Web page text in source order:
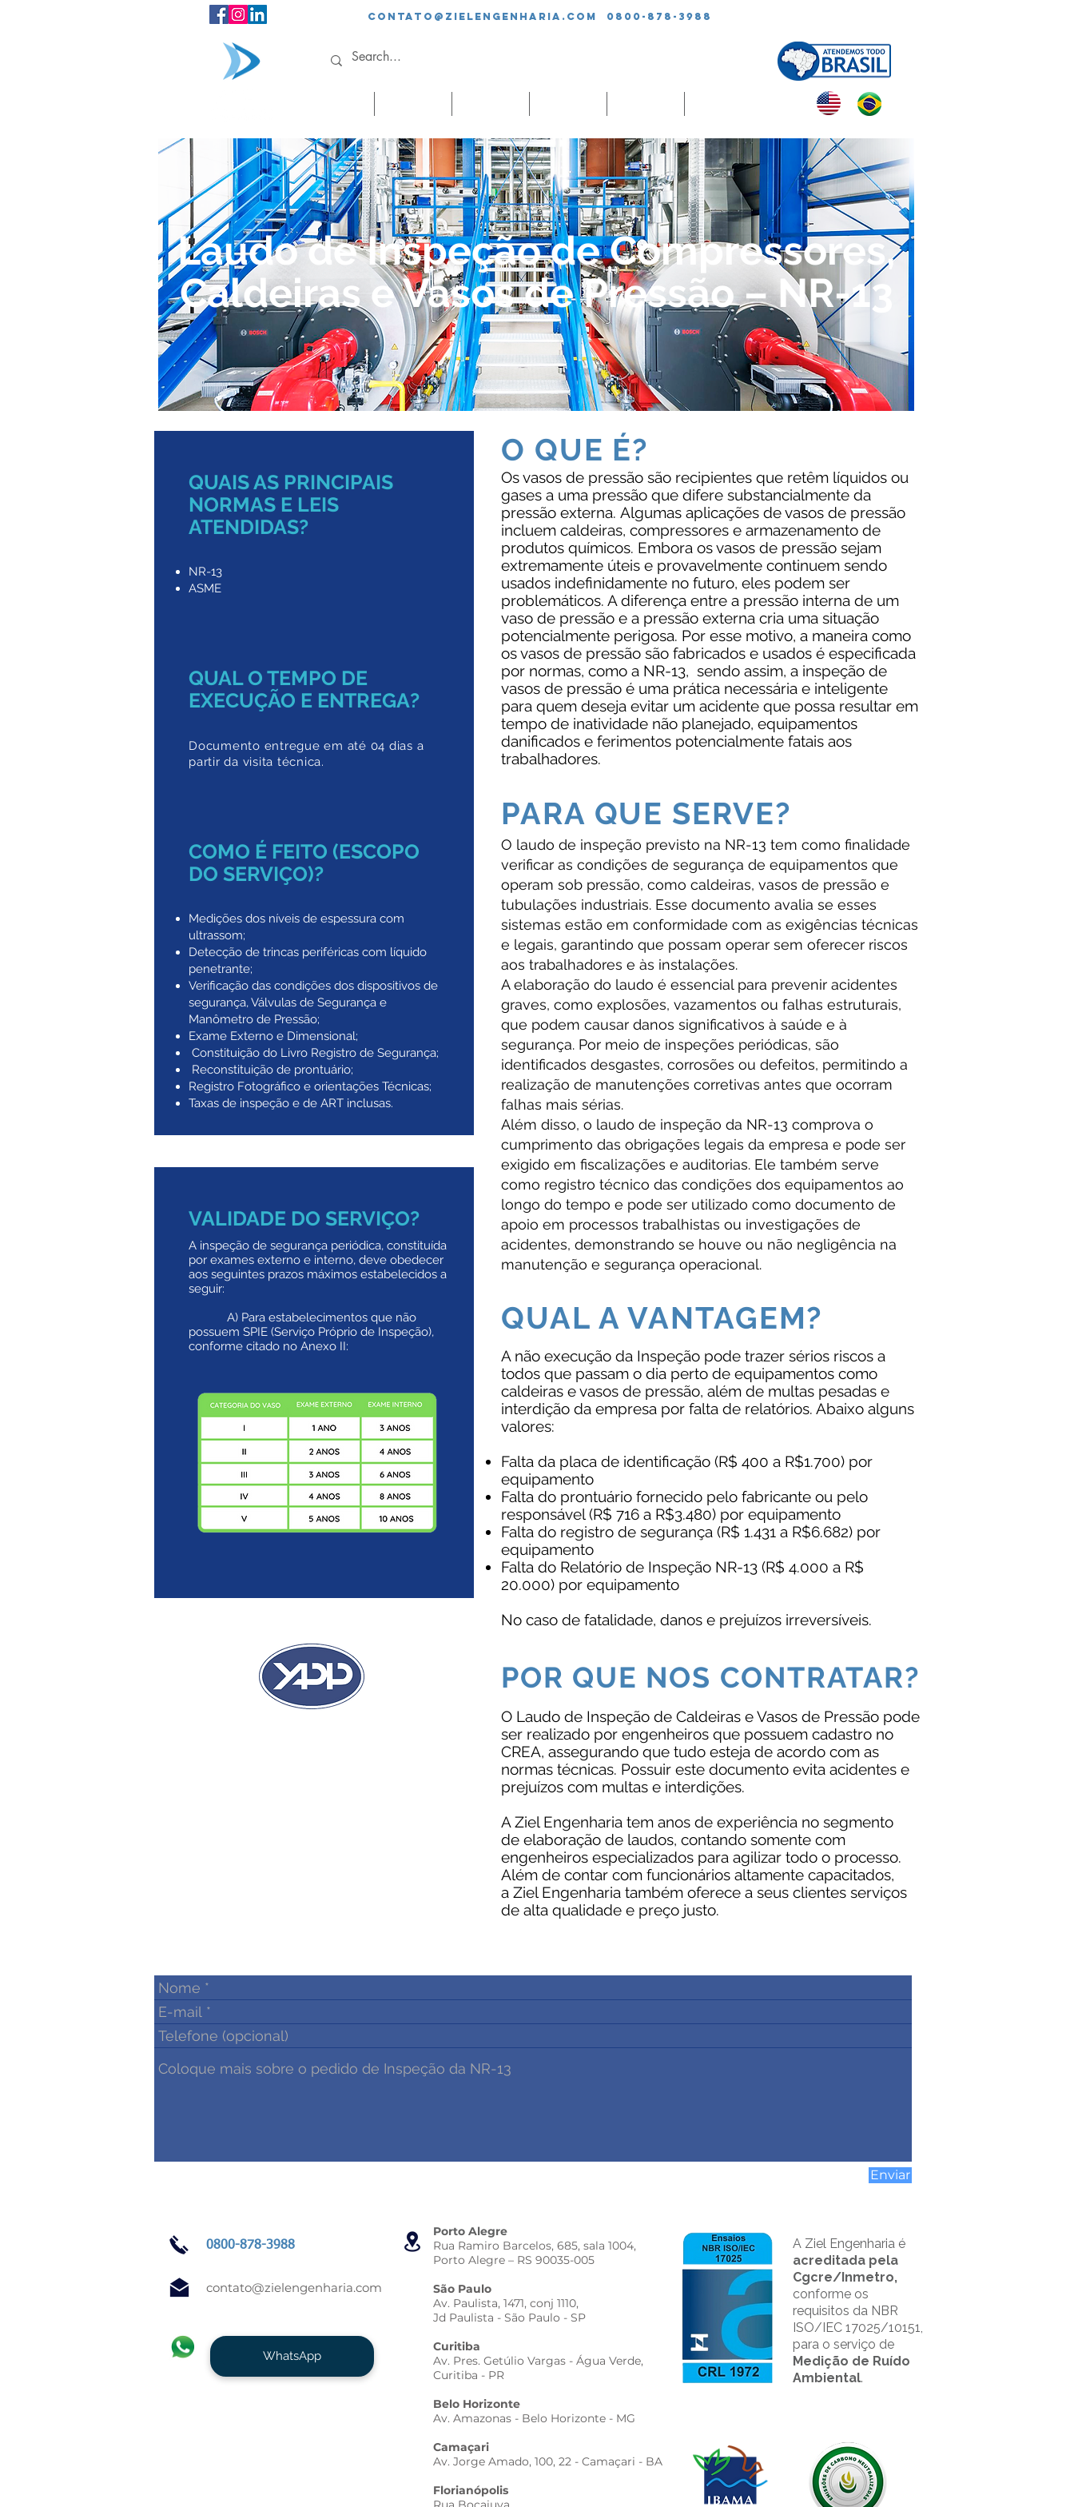
contato@zielengenharia.com 0800-878-3988
Laudo de Inspeção de Compressores,
Caldeiras e Vasos de Pressão – NR-13
QUAIS AS PRINCIPAIS
NORMAS E LEIS
ATENDIDAS?
NR-13
ASME
QUAL O TEMPO DE
EXECUÇÃO E ENTREGA?
Documento entregue em até 04 dias a
partir da visita técnica.
COMO É FEITO (ESCOPO
DO SERVIÇO)?
Medições dos níveis de espessura com
ultrassom;
Detecção de trincas periféricas com líquido
penetrante;
Verificação das condições dos dispositivos de
segurança, Válvulas de Segurança e
Manômetro de Pressão;
Exame Externo e Dimensional;
Constituição do Livro Registro de Segurança;
Reconstituição de prontuário;
Registro Fotográfico e orientações Técnicas;
Taxas de inspeção e de ART inclusas.
VALIDADE DO SERVIÇO?
A inspeção de segurança periódica, constituída
por exames externo e interno, deve obedecer
aos seguintes prazos máximos estabelecidos a
seguir:
A) Para estabelecimentos que não
possuem SPIE (Serviço Próprio de Inspeção),
conforme citado no Anexo II:
O QUE É?
Os vasos de pressão são recipientes que retêm líquidos ou
gases a uma pressão que difere substancialmente da
pressão externa. Algumas aplicações de vasos de pressão
incluem caldeiras, compressores e armazenamento de
produtos químicos. Embora os vasos de pressão sejam
extremamente úteis e provavelmente continuem sendo
usados ​​indefinidamente no futuro, eles podem ser
problemáticos. A diferença entre a pressão interna de um
vaso de pressão e a pressão externa cria uma situação
potencialmente perigosa. Por esse motivo, a maneira como
os vasos de pressão são fabricados e usados ​​é especificada
por normas, como a NR-13, sendo assim, a inspeção de
vasos de pressão é uma prática necessária e inteligente
para quem deseja evitar um acidente que possa resultar em
tempo de inatividade não planejado, equipamentos
danificados e ferimentos potencialmente fatais aos
trabalhadores.
PARA QUE SERVE?
O laudo de inspeção previsto na NR-13 tem como finalidade
verificar as condições de segurança de equipamentos que
operam sob pressão, como caldeiras, vasos de pressão e
tubulações industriais. Esse documento avalia se esses
sistemas estão em conformidade com as exigências técnicas
e legais, garantindo que possam operar sem oferecer riscos
aos trabalhadores e às instalações.
A elaboração do laudo é essencial para prevenir acidentes
graves, como explosões, vazamentos ou falhas estruturais,
que podem causar danos significativos à saúde e à
segurança. Por meio de inspeções periódicas, são
identificados desgastes, corrosões ou defeitos, permitindo a
realização de manutenções corretivas antes que ocorram
falhas mais sérias.
Além disso, o laudo de inspeção da NR-13 comprova o
cumprimento das obrigações legais da empresa e pode ser
exigido em fiscalizações e auditorias. Ele também serve
como registro técnico das condições dos equipamentos ao
longo do tempo e pode ser utilizado como documento de
apoio em processos trabalhistas ou investigações de
acidentes, demonstrando se houve ou não negligência na
manutenção e segurança operacional.
QUAL A VANTAGEM?
A não execução da Inspeção pode trazer sérios riscos a
todos que passam o dia perto de equipamentos como
caldeiras e vasos de pressão, além de multas pesadas e
interdição da empresa por falta de relatórios. Abaixo alguns
valores:
Falta da placa de identificação (R$ 400 a R$1.700) por
equipamento
Falta do prontuário fornecido pelo fabricante ou pelo
responsável (R$ 716 a R$3.480) por equipamento
Falta do registro de segurança (R$ 1.431 a R$6.682) por
equipamento
Falta do Relatório de Inspeção NR-13 (R$ 4.000 a R$
20.000) por equipamento
No caso de fatalidade, danos e prejuízos irreversíveis.
POR QUE NOS CONTRATAR?
O Laudo de Inspeção de Caldeiras e Vasos de Pressão pode
ser realizado por engenheiros que possuem cadastro no
CREA, assegurando que tudo esteja de acordo com as
normas técnicas. Possuir este documento evita acidentes e
prejuízos com multas e interdições.
A Ziel Engenharia tem anos de experiência no segmento
de elaboração de laudos, contando somente com
engenheiros especializados para agilizar todo o processo.
Além de contar com funcionários altamente capacitados,
a Ziel Engenharia também oferece a seus clientes serviços
de alta qualidade e preço justo.
Enviar
0800-878-3988
contato@zielengenharia.com
WhatsApp
A Ziel Engenharia é
acreditada pela
Cgcre/Inmetro,
conforme os
requisitos da NBR
ISO/IEC 17025/10151,
para o serviço de
Medição de Ruído
Ambiental.
Porto Alegre
Rua Ramiro Barcelos, 685, sala 1004,
Porto Alegre – RS 90035-005
São Paulo
Av. Paulista, 1471, conj 1110,
Jd Paulista - São Paulo - SP
Curitiba
Av. Pres. Getúlio Vargas - Água Verde,
Curitiba - PR
Belo Horizonte
Av. Amazonas - Belo Horizonte - MG
Camaçari
Av. Jorge Amado, 100, 22 - Camaçari - BA
Florianópolis